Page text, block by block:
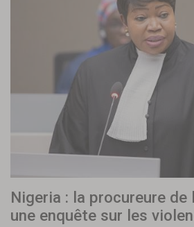
Nigeria : la procureure de
une enquête sur les